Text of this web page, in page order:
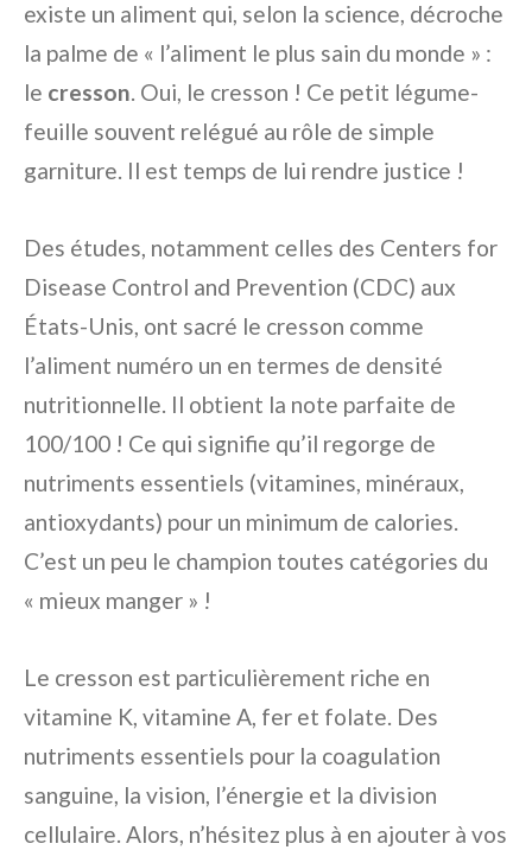
existe un aliment qui, selon la science, décroche
la palme de « l’aliment le plus sain du monde » :
le cresson. Oui, le cresson ! Ce petit légume-
feuille souvent relégué au rôle de simple
garniture. Il est temps de lui rendre justice !
Des études, notamment celles des Centers for
Disease Control and Prevention (CDC) aux
États-Unis, ont sacré le cresson comme
l’aliment numéro un en termes de densité
nutritionnelle. Il obtient la note parfaite de
100/100 ! Ce qui signifie qu’il regorge de
nutriments essentiels (vitamines, minéraux,
antioxydants) pour un minimum de calories.
C’est un peu le champion toutes catégories du
« mieux manger » !
Le cresson est particulièrement riche en
vitamine K, vitamine A, fer et folate. Des
nutriments essentiels pour la coagulation
sanguine, la vision, l’énergie et la division
cellulaire. Alors, n’hésitez plus à en ajouter à vos